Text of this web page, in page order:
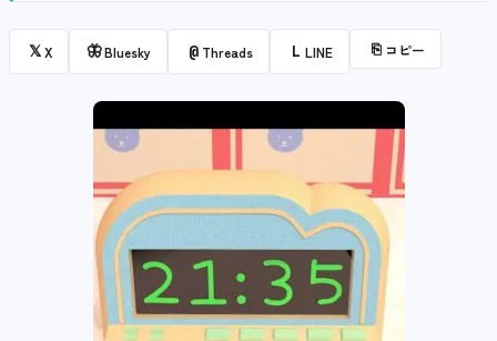
𝕏X 🦋Bluesky @ Threads L LINE ⎘ コピー